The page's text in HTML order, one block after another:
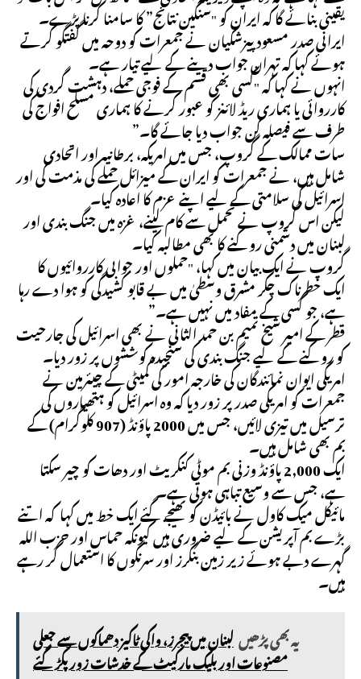
یقینی بنائے گا کہ ایران کو "سنگین نتائج” کا سامنا کرنا پڑے۔
ایرانی صدر مسعود پیزشکیان نے جمعرات کو دوحہ میں گفتگو کرتے
ہوئے کہا کہ تہران جواب دینے کے لیے تیار ہے۔
انہوں نے کہا کہ "کسی بھی قسم کے فوجی حملے، دہشت گردی کی
کارروائی یا ہماری ریڈ لائنز کو عبور کرنے کا ہماری مسلح افواج کی
طرف سے فیصلہ کن جواب دیا جائے گا۔”
سات ممالک کے گروپ، جس میں امریکہ، برطانیہ اور اتحادی
شامل ہیں، نے جمعرات کو ایران کے میزائل حملے کی مذمت کی اور
اسرائیل کی سلامتی کے لیے اپنے عزم کا اعادہ کیا۔
لیکن اس گروپ نے تحمل سے کام لینے، غزہ میں جنگ بندی اور
لبنان میں دشمنی روکنے کا بھی مطالبہ کیا۔
گروپ نے ایک بیان میں کہا، "حملوں اور جوابی کارروائیوں کا
ایک خطرناک چکر مشرق وسطیٰ میں بے قابو کشیدگی کو ہوا دے رہا
ہے، جو کسی کے مفاد میں نہیں ہے۔”
قطر کے امیر شیخ تمیم بن حمد الثانی نے بھی اسرائیل کی جارحیت
کو روکنے کے لیے جنگ بندی کی سنجیدہ کوششوں پر زور دیا۔
امریکی ایوان نمائندگان کی خارجہ امور کی کمیٹی کے چیئرمین نے
جمعرات کو امریکی صدر پر زور دیا کہ وہ اسرائیل کو ہتھیاروں کی
ترسیل میں تیزی لائیں، جس میں 2000 پاؤنڈ (907 کلوگرام) کے
بم بھی شامل ہیں۔
ایک 2,000 پاؤنڈ وزنی بم موٹی کنکریٹ اور دھات کو چیر سکتا
ہے، جس سے وسیع تباہی ہوتی ہے۔
مائیکل میک کاول نے بائیڈن کو بھیجے گئے ایک خط میں کہا کہ اتنے
بڑے بم آپریشن کے لیے ضروری ہیں کیونکہ حماس اور حزب اللہ
گہرے دبے ہوئے زیر زمین بنکرز اور سرنگوں کا استعمال کر رہے
ہیں۔
یہ بھی پڑھیںلبنان میں پیجرز، واکی ٹاکیز دھماکوں سے جعلی
مصنوعات اور بلیک مارکیٹ کے خدشات زور پکڑ گئے